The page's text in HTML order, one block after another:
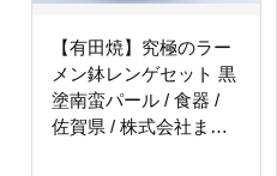
【有田焼】究極のラー
メン鉢レンゲセット 黒
塗南蛮パール / 食器 /
佐賀県 / 株式会社まる